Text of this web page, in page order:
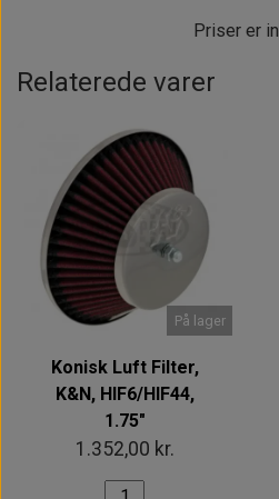
Priser er
Relaterede varer
På lager
Konisk Luft Filter,
K&N, HIF6/HIF44,
1.75"
1.352,00 kr.